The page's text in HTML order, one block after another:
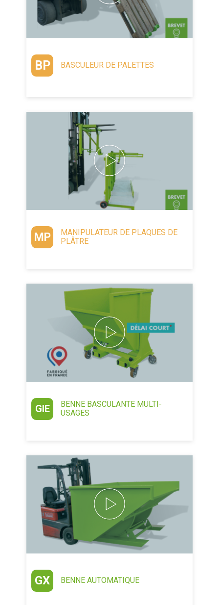
BP BASCULEUR DE PALETTES
MP
MANIPULATEUR DE PLAQUES DE
PLÂTRE
GIE
BENNE BASCULANTE MULTI-
USAGES
GX BENNE AUTOMATIQUE